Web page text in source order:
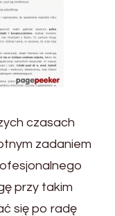
czasach
zadaniem
przy takim
się po radę